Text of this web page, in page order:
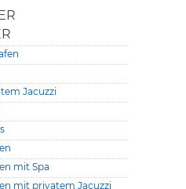
Jacuzzi
mit Spa
mit privatem Jacuzzi